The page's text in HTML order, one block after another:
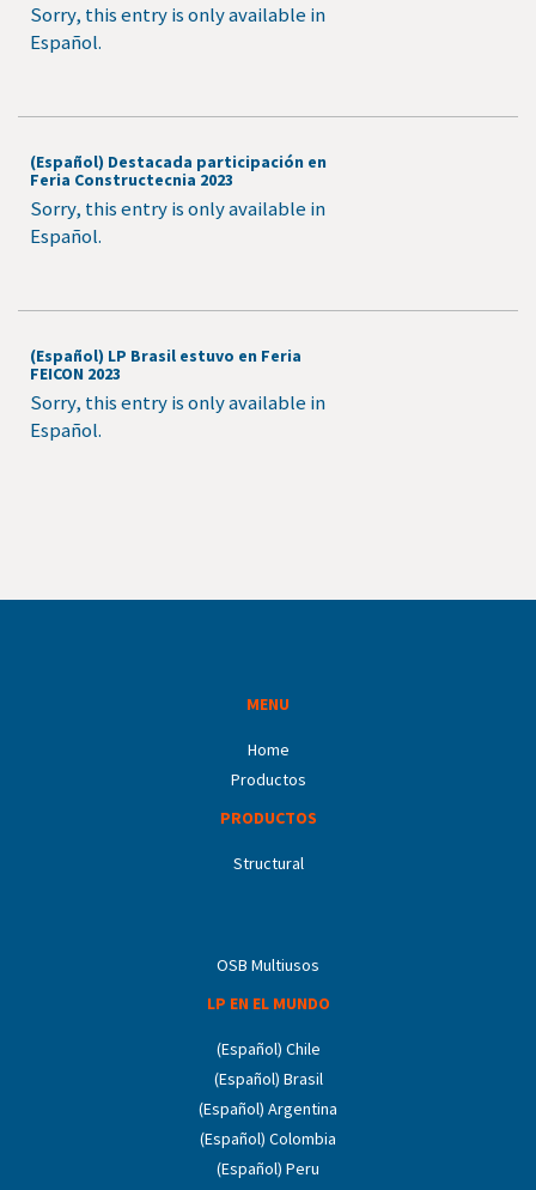
Sorry, this entry is only available in
Español.
(Español) Destacada participación en
Feria Constructecnia 2023
Sorry, this entry is only available in
Español.
(Español) LP Brasil estuvo en Feria
FEICON 2023
Sorry, this entry is only available in
Español.
MENU
Home
Productos
PRODUCTOS
Structural
OSB Multiusos
LP EN EL MUNDO
(Español) Chile
(Español) Brasil
(Español) Argentina
(Español) Colombia
(Español) Peru